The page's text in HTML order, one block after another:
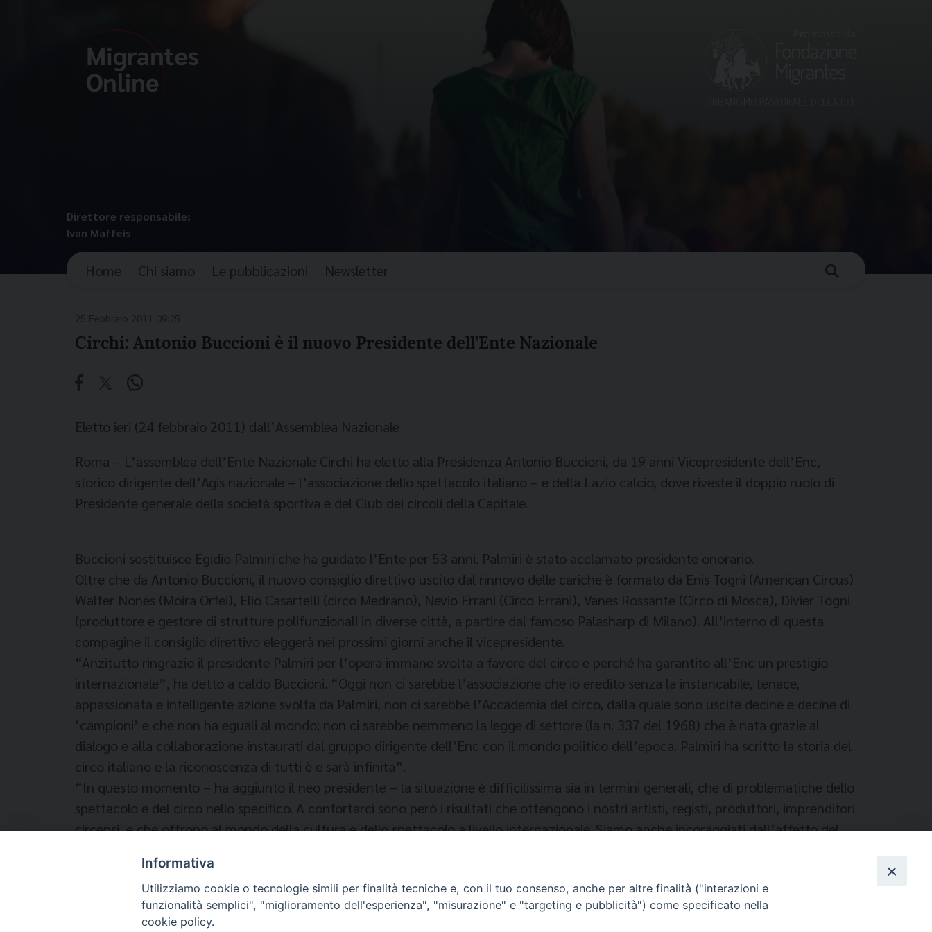
Direttore responsabile:
Ivan Maffeis
Home Chi siamo Le pubblicazioni Newsletter
Circhi: Antonio Buccioni è il nuovo Presidente dell’Ente Nazionale
Eletto ieri (24 febbraio 2011) dall’Assemblea Nazionale
Roma – L’assemblea dell’Ente Nazionale Circhi ha eletto alla Presidenza Antonio Buccioni, da 19 anni Vicepresidente dell’Enc,
storico dirigente dell’Agis nazionale – l’associazione dello spettacolo italiano – e della Lazio calcio, dove riveste il doppio ruolo di
Presidente generale della società sportiva e del Club dei circoli della Capitale.
Buccioni sostituisce Egidio Palmiri che ha guidato l’Ente per 53 anni. Palmiri è stato acclamato presidente onorario.
Oltre che da Antonio Buccioni, il nuovo consiglio direttivo uscito dal rinnovo delle cariche è formato da Enis Togni (American Circus)
Walter Nones (Moira Orfei), Elio Casartelli (circo Medrano), Nevio Errani (Circo Errani), Vanes Rossante (Circo di Mosca), Divier Togni
(produttore e gestore di strutture polifunzionali in diverse città, a partire dal famoso Palasharp di Milano). All’interno di questa
compagine il consiglio direttivo eleggerà nei prossimi giorni anche il vicepresidente.
“Anzitutto ringrazio il presidente Palmiri per l’opera immane svolta a favore del circo e perché ha garantito all’Enc un prestigio
internazionale”, ha detto a caldo Buccioni. “Oggi non ci sarebbe l’associazione che io eredito senza la instancabile, tenace,
appassionata e intelligente azione svolta da Palmiri, non ci sarebbe l’Accademia del circo, dalla quale sono uscite decine e decine di
‘campioni’ e che non ha eguali al mondo; non ci sarebbe nemmeno la legge di settore (la n. 337 del 1968) che è nata grazie al
dialogo e alla collaborazione instaurati dal gruppo dirigente dell’Enc con il mondo politico dell’epoca. Palmiri ha scritto la storia del
circo italiano e la riconoscenza di tutti è e sarà infinita”.
“In questo momento – ha aggiunto il neo presidente – la situazione è difficilissima sia in termini generali, che di problematiche dello
spettacolo e del circo nello specifico. A confortarci sono però i risultati che ottengono i nostri artisti, registi, produttori, imprenditori
circensi, e che offrono al mondo della cultura e dello spettacolo a livello internazionale. Siamo anche incoraggiati dall’affetto del
Informativa
Utilizziamo cookie o tecnologie simili per finalità tecniche e, con il tuo consenso, anche per altre finalità ("interazioni e
funzionalità semplici", "miglioramento dell'esperienza", "misurazione" e "targeting e pubblicità") come specificato nella
cookie policy.